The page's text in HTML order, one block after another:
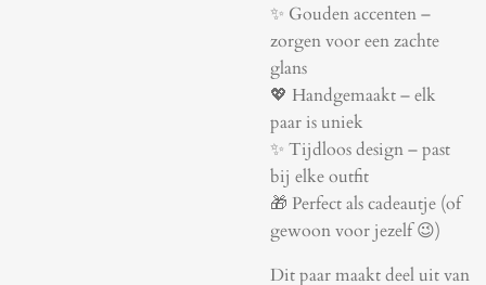
✨ Gouden accenten –
zorgen voor een zachte
glans
💖 Handgemaakt – elk
paar is uniek
✨ Tijdloos design – past
bij elke outfit
🎁 Perfect als cadeautje (of
gewoon voor jezelf 😉)
Dit paar maakt deel uit van